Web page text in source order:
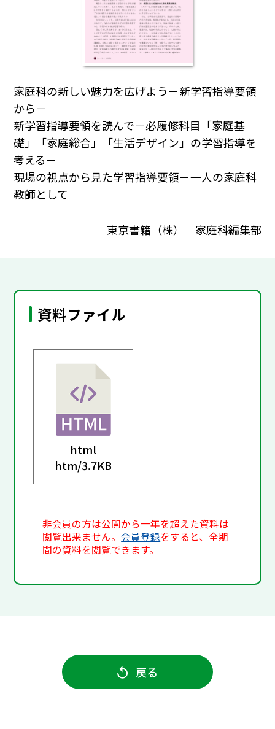
家庭科の新しい魅力を広げよう－新学習指導要領
から－
新学習指導要領を読んで－必履修科目「家庭基
礎」「家庭総合」「生活デザイン」の学習指導を
考える－
現場の視点から見た学習指導要領－一人の家庭科
教師として
東京書籍（株） 家庭科編集部
資料ファイル
html
htm/3.7KB
非会員の方は公開から一年を超えた資料は
閲覧出来ません。会員登録をすると、全期
間の資料を閲覧できます。
戻る